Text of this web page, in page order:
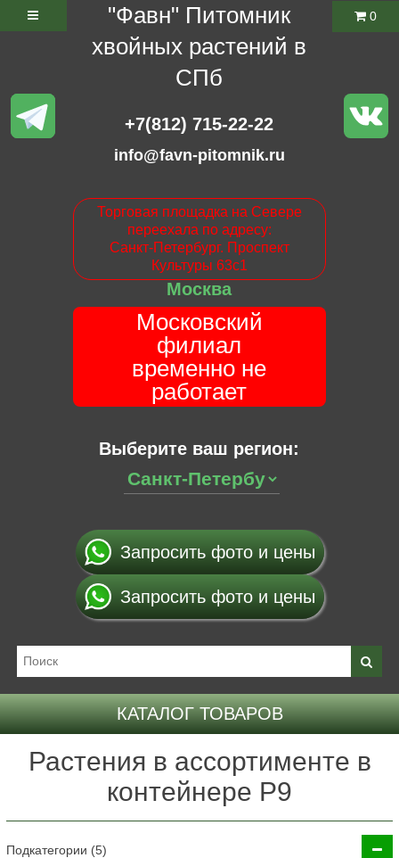
"Фавн" Питомник
хвойных растений в
СПб
+7(812) 715-22-22
info@favn-pitomnik.ru
Торговая площадка на Севере
переехала по адресу:
Санкт-Петербург. Проспект
Культуры 63с1
Москва
Московский
филиал
временно не
работает
Выберите ваш регион:
0
Запросить фото и цены
Запросить фото и цены
КАТАЛОГ ТОВАРОВ
Растения в ассортименте в
контейнере P9
Подкатегории (5)